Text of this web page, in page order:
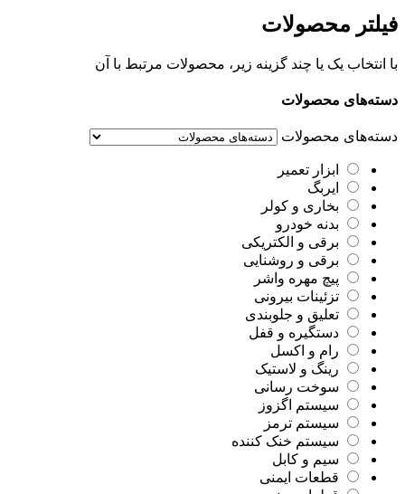
فیلتر محصولات
با انتخاب یک یا چند گزینه زیر، محصولات مرتبط با آن
دسته‌های محصولات
دسته‌های محصولات
ابزار تعمیر
ایربگ
بخاری و کولر
بدنه خودرو
برقی و الکتریکی
برقی و روشنایی
پیچ مهره واشر
تزئینات بیرونی
تعلیق و جلوبندی
دستگیره و قفل
رام و اکسل
رینگ و لاستیک
سوخت رسانی
سیستم اگزوز
سیستم ترمز
سیستم خنک کننده
سیم و کابل
قطعات ایمنی